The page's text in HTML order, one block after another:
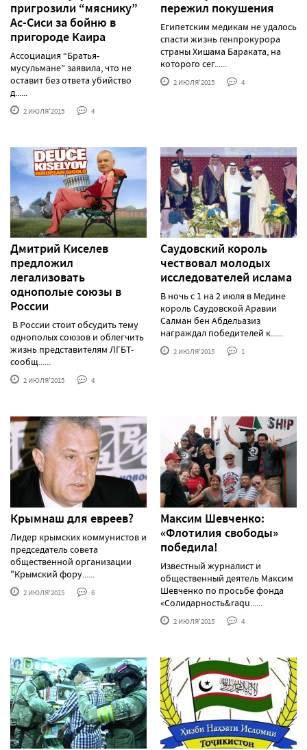
пригрозили “мяснику”
Ас-Сиси за бойню в
пригороде Каира
Ассоциация “Братья-
мусульмане” заявила, что не
оставит без ответа убийство
д......
2 ИЮЛЯ'2015 4
пережил покушения
Египетским медикам не удалось
спасти жизнь генпрокурора
страны Хишама Бараката, на
которого сег......
2 ИЮЛЯ'2015 4
Дмитрий Киселев
предложил
легализовать
однополые союзы в
России
В России стоит обсудить тему
однополых союзов и облегчить
жизнь представителям ЛГБТ-
сообщ......
2 ИЮЛЯ'2015 4
Саудовский король
чествовал молодых
исследователей ислама
В ночь с 1 на 2 июля в Медине
король Саудовской Аравии
Салман бен Абдельазиз
награждал победителей к......
2 ИЮЛЯ'2015 1
Крымнаш для евреев?
Лидер крымских коммунистов и
председатель совета
общественной организации
"Крымский фору......
2 ИЮЛЯ'2015 6
Максим Шевченко:
«Флотилия свободы»
победила!
Известный журналист и
общественный деятель Максим
Шевченко по просьбе фонда
«Солидарность&raqu......
2 ИЮЛЯ'2015 4